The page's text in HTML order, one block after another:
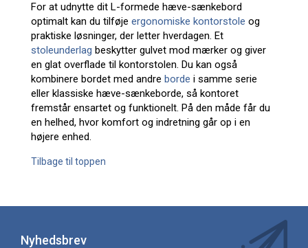
For at udnytte dit L-formede hæve-sænkebord
optimalt kan du tilføje ergonomiske kontorstole og
praktiske løsninger, der letter hverdagen. Et
stoleunderlag beskytter gulvet mod mærker og giver
en glat overflade til kontorstolen. Du kan også
kombinere bordet med andre borde i samme serie
eller klassiske hæve-sænkeborde, så kontoret
fremstår ensartet og funktionelt. På den måde får du
en helhed, hvor komfort og indretning går op i en
højere enhed.
Tilbage til toppen
Nyhedsbrev